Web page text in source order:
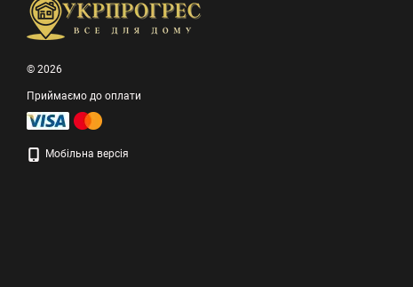
© 2026
Приймаємо до оплати
Мобільна версія